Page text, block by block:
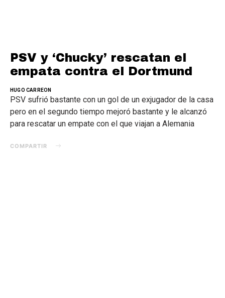
PSV y ‘Chucky’ rescatan el
empata contra el Dortmund
HUGO CARREON
PSV sufrió bastante con un gol de un exjugador de la casa
pero en el segundo tiempo mejoró bastante y le alcanzó
para rescatar un empate con el que viajan a Alemania
COMPARTIR